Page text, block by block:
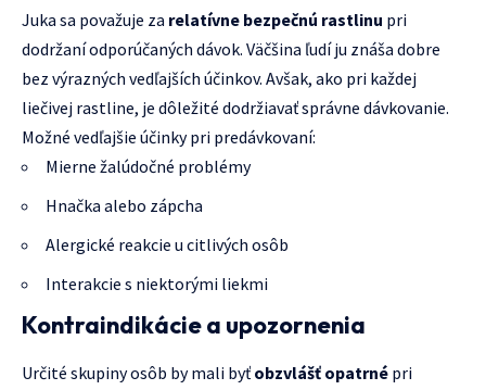
Juka sa považuje za relatívne bezpečnú rastlinu pri
dodržaní odporúčaných dávok. Väčšina ľudí ju znáša dobre
bez výrazných vedľajších účinkov. Avšak, ako pri každej
liečivej rastline, je dôležité dodržiavať správne dávkovanie.
Možné vedľajšie účinky pri predávkovaní:
Mierne žalúdočné problémy
Hnačka alebo zápcha
Alergické reakcie u citlivých osôb
Interakcie s niektorými liekmi
Kontraindikácie a upozornenia
Určité skupiny osôb by mali byť obzvlášť opatrné pri